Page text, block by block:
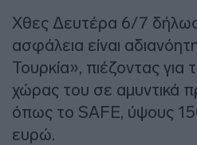
Χθες Δευτέρα 6/7
ασφάλεια είναι
Τουρκία», πιέζοντας για
χώρας του σε αμυντικά
όπως το SAFE, ύψους
ευρώ.